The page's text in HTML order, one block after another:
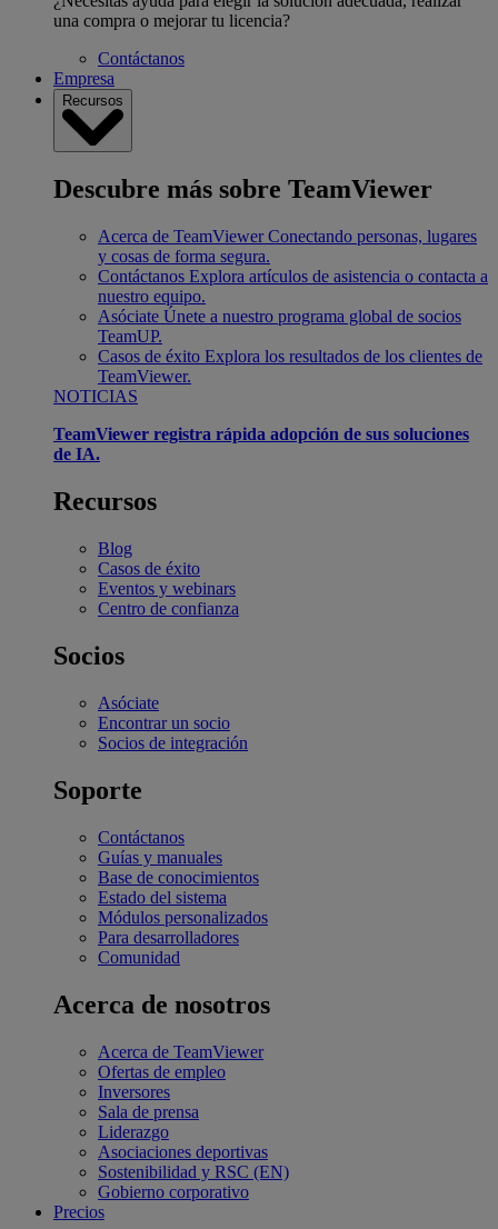
una compra o mejorar tu licencia?
Contáctanos
Empresa
Recursos
Descubre más sobre TeamViewer
Acerca de TeamViewer Conectando personas, lugares
y cosas de forma segura.
Contáctanos Explora artículos de asistencia o contacta a
nuestro equipo.
Asóciate Únete a nuestro programa global de socios
TeamUP.
Casos de éxito Explora los resultados de los clientes de
TeamViewer.
NOTICIAS
TeamViewer registra rápida adopción de sus soluciones
de IA.
Recursos
Blog
Casos de éxito
Eventos y webinars
Centro de confianza
Socios
Asóciate
Encontrar un socio
Socios de integración
Soporte
Contáctanos
Guías y manuales
Base de conocimientos
Estado del sistema
Módulos personalizados
Para desarrolladores
Comunidad
Acerca de nosotros
Acerca de TeamViewer
Ofertas de empleo
Inversores
Sala de prensa
Liderazgo
Asociaciones deportivas
Sostenibilidad y RSC (EN)
Gobierno corporativo
Precios